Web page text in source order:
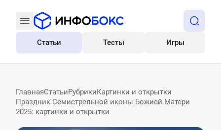
Все
Статьи Тесты Игры
ГлавнаяСтатьиРубрикиКартинки и открытки
Праздник Семистрельной иконы Божией Матери
2025: картинки и открытки